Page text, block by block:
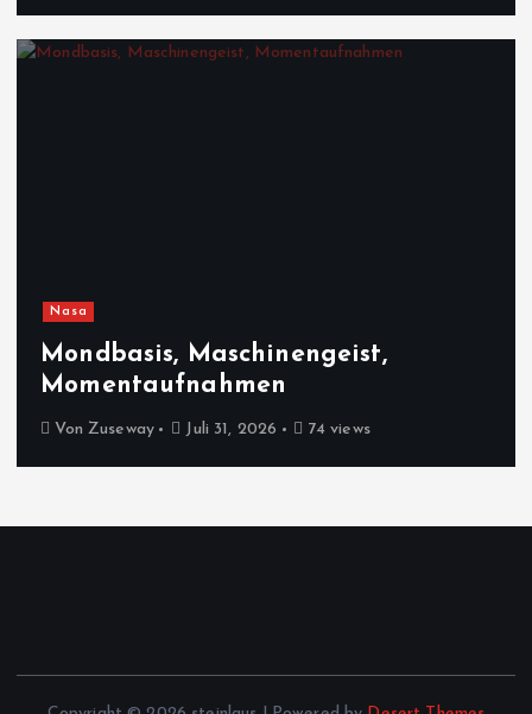
Nasa
Mondbasis, Maschinengeist,
Momentaufnahmen
Von Zuseway Juli 31, 2026 74 views